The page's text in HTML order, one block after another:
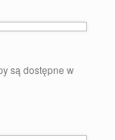
są dostępne w